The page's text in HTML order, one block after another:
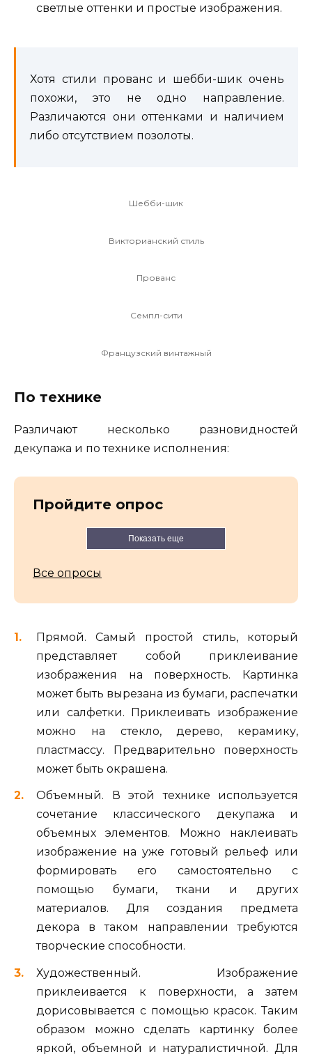
светлые оттенки и простые изображения.
Хотя стили прованс и шебби-шик очень
похожи, это не одно направление.
Различаются они оттенками и наличием
либо отсутствием позолоты.
Шебби-шик
Викторианский стиль
Прованс
Семпл-сити
Французский винтажный
По технике
Различают несколько разновидностей
декупажа и по технике исполнения:
Пройдите опрос
Показать еще
Все опросы
Прямой. Самый простой стиль, который
представляет собой приклеивание
изображения на поверхность. Картинка
может быть вырезана из бумаги, распечатки
или салфетки. Приклеивать изображение
можно на стекло, дерево, керамику,
пластмассу. Предварительно поверхность
может быть окрашена.
Объемный. В этой технике используется
сочетание классического декупажа и
объемных элементов. Можно наклеивать
изображение на уже готовый рельеф или
формировать его самостоятельно с
помощью бумаги, ткани и других
материалов. Для создания предмета
декора в таком направлении требуются
творческие способности.
Художественный. Изображение
приклеивается к поверхности, а затем
дорисовывается с помощью красок. Таким
образом можно сделать картинку более
яркой, объемной и натуралистичной. Для